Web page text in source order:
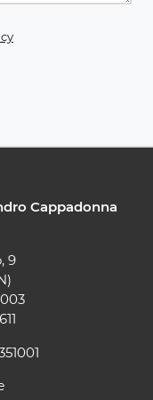
Cappadonna
9